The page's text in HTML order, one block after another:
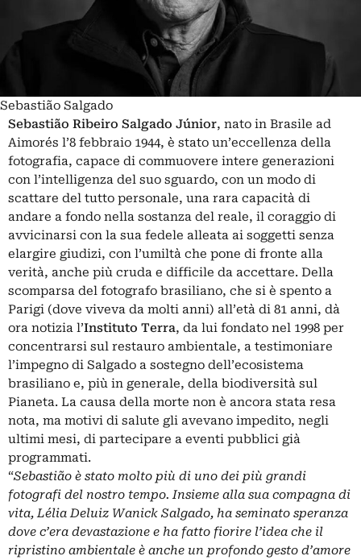
Sebastião Salgado
Sebastião Ribeiro Salgado Júnior, nato in Brasile ad
Aimorés l’8 febbraio 1944, è stato un’eccellenza della
fotografia, capace di commuovere intere generazioni
con l’intelligenza del suo sguardo, con un modo di
scattare del tutto personale, una rara capacità di
andare a fondo nella sostanza del reale, il coraggio di
avvicinarsi con la sua fedele alleata ai soggetti senza
elargire giudizi, con l’umiltà che pone di fronte alla
verità, anche più cruda e difficile da accettare. Della
scomparsa del fotografo brasiliano, che si è spento a
Parigi (dove viveva da molti anni) all’età di 81 anni, dà
ora notizia l’Instituto Terra, da lui fondato nel 1998 per
concentrarsi sul restauro ambientale, a testimoniare
l’impegno di Salgado a sostegno dell’ecosistema
brasiliano e, più in generale, della biodiversità sul
Pianeta. La causa della morte non è ancora stata resa
nota, ma motivi di salute gli avevano impedito, negli
ultimi mesi, di partecipare a eventi pubblici già
programmati.
“Sebastião è stato molto più di uno dei più grandi
fotografi del nostro tempo. Insieme alla sua compagna di
vita, Lélia Deluiz Wanick Salgado, ha seminato speranza
dove c’era devastazione e ha fatto fiorire l’idea che il
ripristino ambientale è anche un profondo gesto d’amore